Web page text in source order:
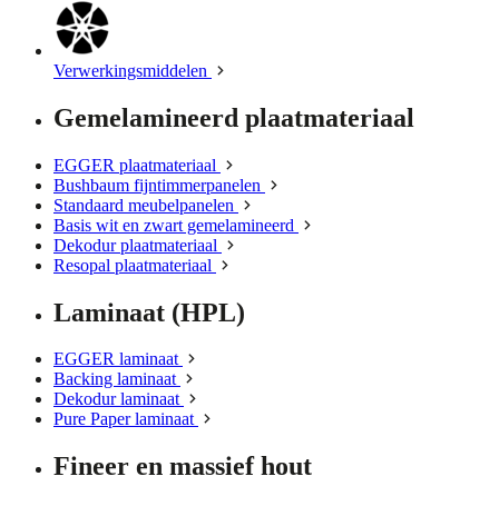
Verwerkingsmiddelen
Gemelamineerd plaatmateriaal
EGGER plaatmateriaal
Bushbaum fijntimmerpanelen
Standaard meubelpanelen
Basis wit en zwart gemelamineerd
Dekodur plaatmateriaal
Resopal plaatmateriaal
Laminaat (HPL)
EGGER laminaat
Backing laminaat
Dekodur laminaat
Pure Paper laminaat
Fineer en massief hout